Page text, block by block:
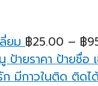
ยม ฿25.00 – ฿
ป้ายราคา ป้ายชื่อ
มีกาวในติด ติด